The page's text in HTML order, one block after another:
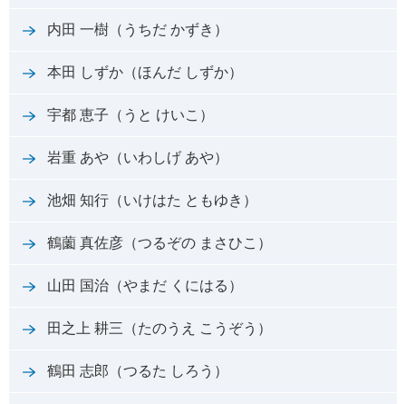
内田 一樹（うちだ かずき）
本田 しずか（ほんだ しずか）
宇都 恵子（うと けいこ）
岩重 あや（いわしげ あや）
池畑 知行（いけはた ともゆき）
鶴薗 真佐彦（つるぞの まさひこ）
山田 国治（やまだ くにはる）
田之上 耕三（たのうえ こうぞう）
鶴田 志郎（つるた しろう）